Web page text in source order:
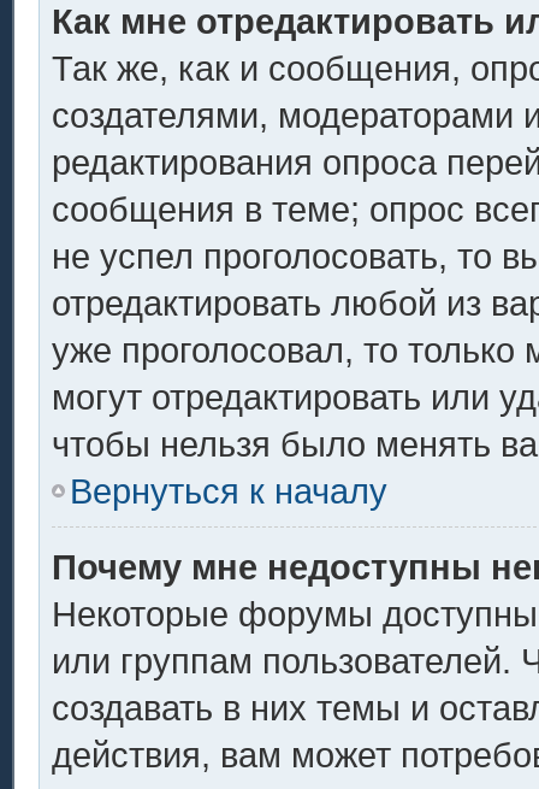
Как мне отредактировать
Так же, как и сообщения,
создателями, модераторами
редактирования опроса
сообщения в теме; опрос
не успел проголосовать, то
отредактировать любой из
уже проголосовал, то
могут отредактировать или
чтобы нельзя было менять
Вернуться к началу
Почему мне недоступны
Некоторые форумы
или группам
создавать в них темы и
действия, вам может